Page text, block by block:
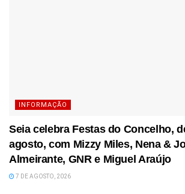
INFORMAÇÃO
Seia celebra Festas do Concelho,
agosto, com Mizzy Miles, Nena &
Almeirante, GNR e Miguel Araújo
7 DE AGOSTO, 2026